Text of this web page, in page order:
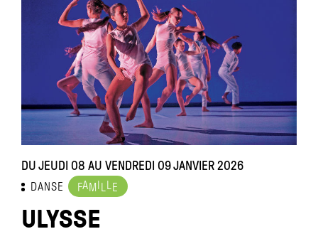
DU JEUDI 08 AU VENDREDI 09 JANVIER 2026
DANSE FAM E
ULYSSE